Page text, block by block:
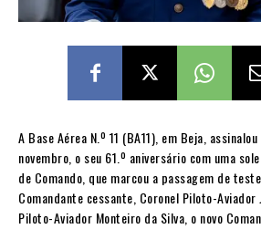
A Base Aérea N.º 11 (BA11), em Beja,
novembro, o seu 61.º aniversário com uma
de Comando, que marcou a passagem de
Comandante cessante, Coronel Piloto-Aviador
Piloto-Aviador Monteiro da Silva, o novo